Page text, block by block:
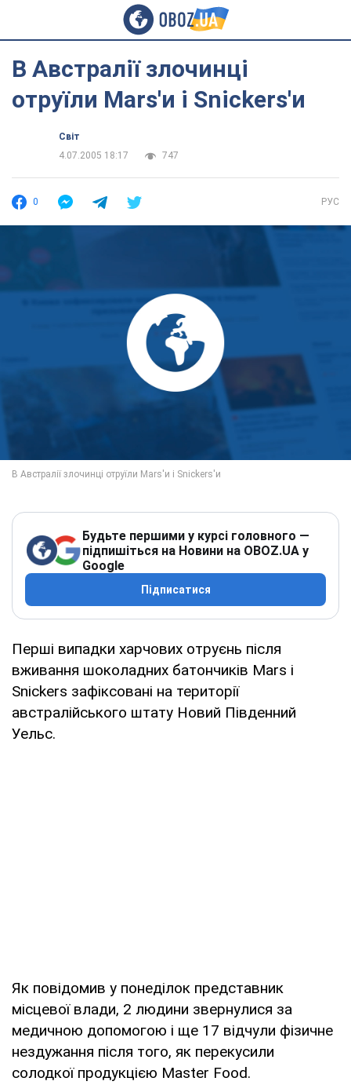
В Австралії злочинці
отруїли Mars'и і Snickers'и
Світ
4.07.2005 18:17
747
0 РУС
Будьте першими у курсі головного —
підпишіться на Новини на OBOZ.UA у
Google
Підписатися
Перші випадки харчових отруєнь після
вживання шоколадних батончиків Mars і
Snickers зафіксовані на території
австралійського штату Новий Південний
Уельс.
Як повідомив у понеділок представник
місцевої влади, 2 людини звернулися за
медичною допомогою і ще 17 відчули фізичне
нездужання після того, як перекусили
солодкої продукцією Master Food.